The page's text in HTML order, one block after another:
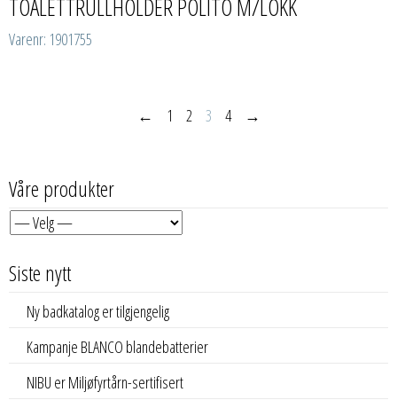
TOALETTRULLHOLDER POLITO M/LOKK
Varenr: 1901755
← 1 2 3 4 →
Våre produkter
Siste nytt
Ny badkatalog er tilgjengelig
Kampanje BLANCO blandebatterier
NIBU er Miljøfyrtårn-sertifisert